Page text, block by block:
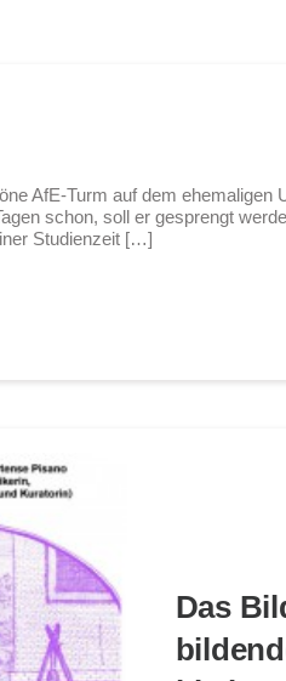
AfE-Turm auf dem ehemaligen
schon, soll er gesprengt
Studienzeit […]
Das